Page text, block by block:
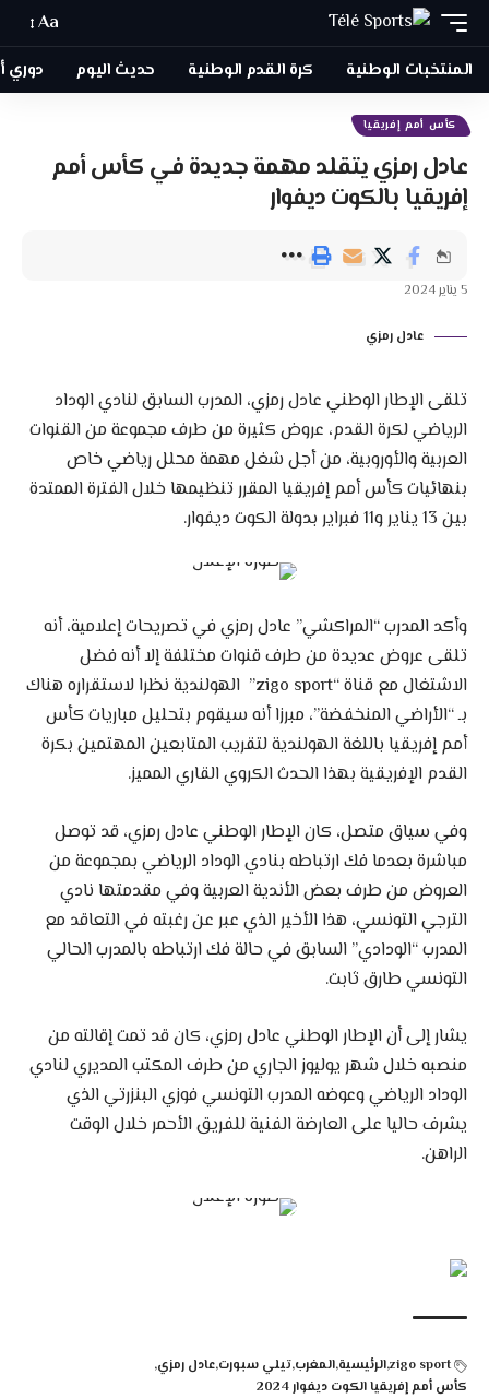
Aa
المنتخبات الوطنية كرة القدم الوطنية حديث اليوم دوري
كأس أمم إفريقيا
عادل رمزي يتقلد مهمة جديدة في كأس أمم
إفريقيا بالكوت ديفوار
عادل رمزي
تلقى الإطار الوطني عادل رمزي، المدرب السابق لنادي الوداد
الرياضي لكرة القدم، عروض كثيرة من طرف مجموعة من القنوات
العربية والأوروبية، من أجل شغل مهمة محلل رياضي خاص
بنهائيات كأس أمم إفريقيا المقرر تنظيمها خلال الفترة الممتدة
بين 13 يناير و11 فبراير بدولة الكوت ديفوار.
وأكد المدرب “المراكشي” عادل رمزي في تصريحات إعلامية، أنه
تلقى عروض عديدة من طرف قنوات مختلفة إلا أنه فضل
الاشتغال مع قناة “zigo sport” الهولندية نظرا لاستقراره هناك
بـ “الأراضي المنخفضة”، مبرزا أنه سيقوم بتحليل مباريات كأس
أمم إفريقيا باللغة الهولندية لتقريب المتابعين المهتمين بكرة
القدم الإفريقية بهذا الحدث الكروي القاري المميز.
وفي سياق متصل، كان الإطار الوطني عادل رمزي، قد توصل
مباشرة بعدما فك ارتباطه بنادي الوداد الرياضي بمجموعة من
العروض من طرف بعض الأندية العربية وفي مقدمتها نادي
الترجي التونسي، هذا الأخير الذي عبر عن رغبته في التعاقد مع
المدرب “الودادي” السابق في حالة فك ارتباطه بالمدرب الحالي
التونسي طارق ثابت.
يشار إلى أن الإطار الوطني عادل رمزي، كان قد تمت إقالته من
منصبه خلال شهر يوليوز الجاري من طرف المكتب المديري لنادي
الوداد الرياضي وعوضه المدرب التونسي فوزي البنزرتي الذي
يشرف حاليا على العارضة الفنية للفريق الأحمر خلال الوقت
الراهن.
zigo sportالرئيسيةالمغربتيلي سبورتعادل رمزي
كأس أمم إفريقيا الكوت ديفوار 2024